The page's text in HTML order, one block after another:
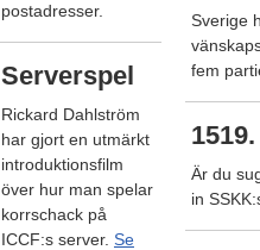
postadresser.
Serverspel
Rickard Dahlström
har gjort en utmärkt
introduktionsfilm
över hur man spelar
korrschack på
ICCF:s server. Se
Sverige
fem
Är du
in